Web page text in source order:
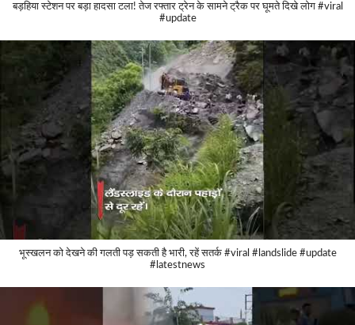
बड़हिया स्टेशन पर बड़ा हादसा टला! तेज रफ्तार ट्रेन के सामने ट्रैक पर घूमते दिखे लोग #viral
#update
भूस्खलन को देखने की गलती पड़ सकती है भारी, रहें सतर्क #viral #landslide #update
#latestnews